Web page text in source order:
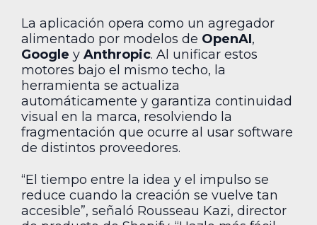
La aplicación opera como un agregador
alimentado por modelos de OpenAI,
Google y Anthropic. Al unificar estos
motores bajo el mismo techo, la
herramienta se actualiza
automáticamente y garantiza continuidad
visual en la marca, resolviendo la
fragmentación que ocurre al usar software
de distintos proveedores.
“El tiempo entre la idea y el impulso se
reduce cuando la creación se vuelve tan
accesible”, señaló Rousseau Kazi, director